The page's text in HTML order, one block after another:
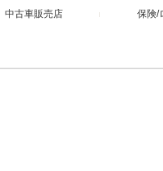
中古車販売店 保険/